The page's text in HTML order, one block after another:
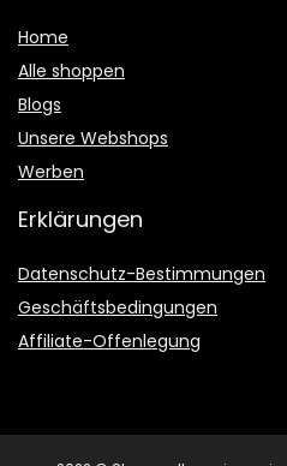
Home
Alle shoppen
Blogs
Unsere Webshops
Werben
Erklärungen
Datenschutz-Bestimmungen
Geschäftsbedingungen
Affiliate-Offenlegung